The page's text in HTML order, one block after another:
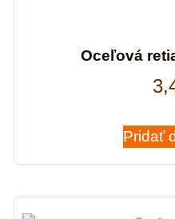
Oceľová
Pridať